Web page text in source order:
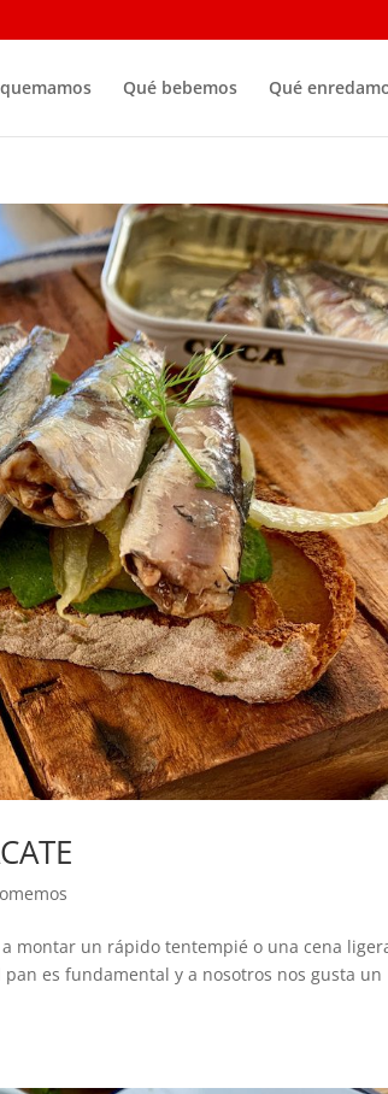
Qué bebemos Qué
montar un rápido tentempié o una cena
es fundamental y a nosotros nos gusta un